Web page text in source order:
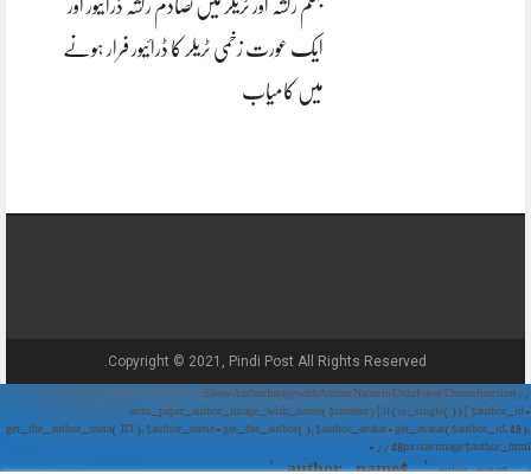
جہلم رکشہ اور ٹریلر میں تصادم رکشہ ڈرائیور اور
ایک عورت زخمی ٹریلر کا ڈرائیور فرار ہونے
میں کامیاب
Copyright © 2021, Pindi Post All Rights Reserved.
// Show Author Image with Author Name in UrduPaper Theme function
urdu_paper_author_image_with_name($content) { if (is_single()) { $author_id =
get_the_author_meta('ID'); $author_name = get_the_author(); $author_avatar = get_avatar($author_id, 48);
// 48px size image $author_html = '
' . $author_avatar . '
' . $author_name . '